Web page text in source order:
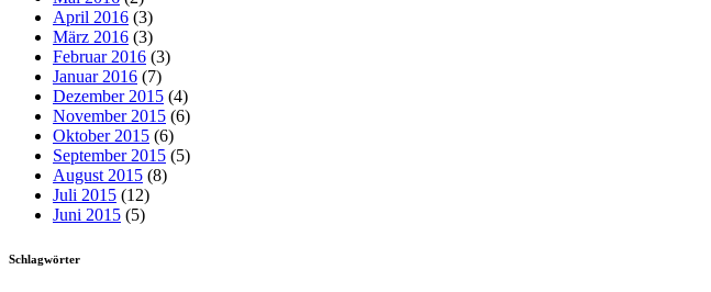
April 2016 (3)
März 2016 (3)
Februar 2016 (3)
Januar 2016 (7)
Dezember 2015 (4)
November 2015 (6)
Oktober 2015 (6)
September 2015 (5)
August 2015 (8)
Juli 2015 (12)
Juni 2015 (5)
Schlagwörter